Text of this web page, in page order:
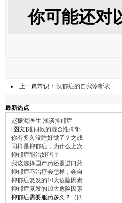
你可能还对
上一篇常识：忧郁症的自我诊断表
最新热点
赵振海医生 浅谈抑郁症
[图文]难伺候的混合性抑郁
你有多久没睡好觉了？之战
同样是抑郁症，为什么上次
抑郁症能治好吗？
我该选择国产药还是进口药
抑郁症不治疗会怎样，会自
抑郁症复发的10大危险因素
抑郁症复发的10大危险因素
抑郁症需要服药多久？（四